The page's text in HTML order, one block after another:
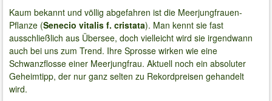
Kaum bekannt und völlig abgefahren ist die Meerjungfrauen-
Pflanze (Senecio vitalis f. cristata). Man kennt sie fast
ausschließlich aus Übersee, doch vielleicht wird sie irgendwann
auch bei uns zum Trend. Ihre Sprosse wirken wie eine
Schwanzflosse einer Meerjungfrau. Aktuell noch ein absoluter
Geheimtipp, der nur ganz selten zu Rekordpreisen gehandelt
wird.